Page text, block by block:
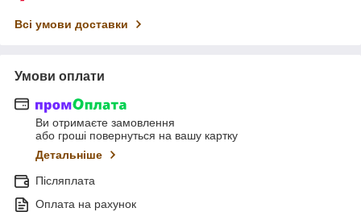
Всі умови доставки
Умови оплати
Ви отримаєте замовлення
або гроші повернуться на вашу картку
Детальніше
Післяплата
Оплата на рахунок